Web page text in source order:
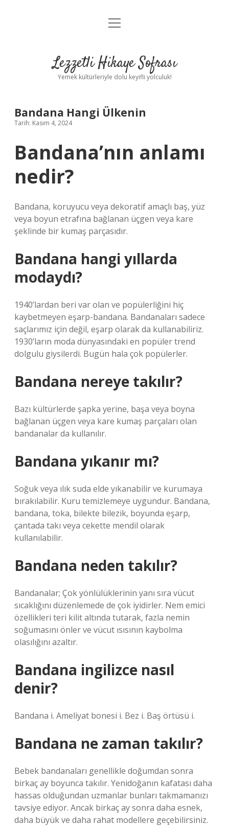
Anasayfa
Yasal Uyarı
menüyü
Lezzetli Hikaye Sofrası
Yemek kültürleriyle dolu keyifli yolculuk!
Bandana Hangi Ülkenin
Tarih: Kasım 4, 2024
Bandana’nın anlamı
nedir?
Bandana, koruyucu veya dekoratif amaçlı baş, yüz
veya boyun etrafına bağlanan üçgen veya kare
şeklinde bir kumaş parçasıdır.
Bandana hangi yıllarda
modaydı?
1940’lardan beri var olan ve popülerliğini hiç
kaybetmeyen eşarp-bandana. Bandanaları sadece
saçlarımız için değil, eşarp olarak da kullanabiliriz.
1930’ların moda dünyasındaki en popüler trend
dolgulu giysilerdi. Bugün hala çok popülerler.
Bandana nereye takılır?
Bazı kültürlerde şapka yerine, başa veya boyna
bağlanan üçgen veya kare kumaş parçaları olan
bandanalar da kullanılır.
Bandana yıkanır mı?
Soğuk veya ılık suda elde yıkanabilir ve kurumaya
bırakılabilir. Kuru temizlemeye uygundur. Bandana,
bandana, toka, bilekte bilezik, boyunda eşarp,
çantada takı veya cekette mendil olarak
kullanılabilir.
Bandana neden takılır?
Bandanalar; Çok yönlülüklerinin yanı sıra vücut
sıcaklığını düzenlemede de çok iyidirler. Nem emici
özellikleri teri kilit altında tutarak, fazla nemin
soğumasını önler ve vücut ısısının kaybolma
olasılığını azaltır.
Bandana ingilizce nasıl
denir?
Bandana i. Ameliyat bonesi i. Bez i. Baş örtüsü i.
Bandana ne zaman takılır?
Bebek bandanaları genellikle doğumdan sonra
birkaç ay boyunca takılır. Yenidoğanın kafatası daha
hassas olduğundan uzmanlar bunları takmamanızı
tavsiye ediyor. Ancak birkaç ay sonra daha esnek,
daha büyük ve daha rahat modellere geçebilirsiniz.